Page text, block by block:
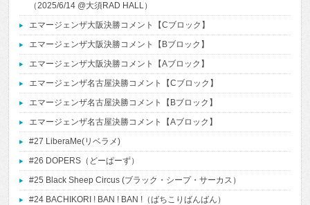
（2025/6/14 @大須RAD HALL）
エマージェンザ大阪決勝コメント【Cブロック】
エマージェンザ大阪決勝コメント【Bブロック】
エマージェンザ大阪決勝コメント【Aブロック】
エマージェンザ名古屋決勝コメント【Cブロック】
エマージェンザ名古屋決勝コメント【Bブロック】
エマージェンザ名古屋決勝コメント【Aブロック】
#27 LiberaMe(リベラメ)
#26 DOPERS（どーぱーず）
#25 Black Sheep Circus (ブラック・シープ・サーカス）
#24 BACHIKORI ! BAN ! BAN !（ばちこりばんばん）